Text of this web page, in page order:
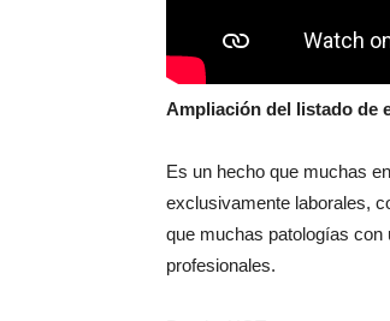
Ampliación del listado de
Es un hecho que muchas
exclusivamente laborales,
que muchas patologías con
profesionales.